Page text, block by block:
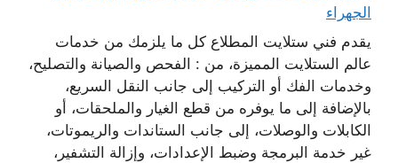
الجهراء
يقدم فني ستلايت المطلاع كل ما يلزمك من خدمات
عالم الستلايت المميزة، من : الفحص والصيانة والتصليح،
وخدمات الفك أو التركيب إلى جانب النقل السريع،
بالإضافة إلى ما يوفره من قطع الغيار والملحقات، أو
الكابلات والوصلات، إلى جانب الستاندات والريموتات،
غير خدمة البرمجة وضبط الإعدادات، وإزالة التشفير،